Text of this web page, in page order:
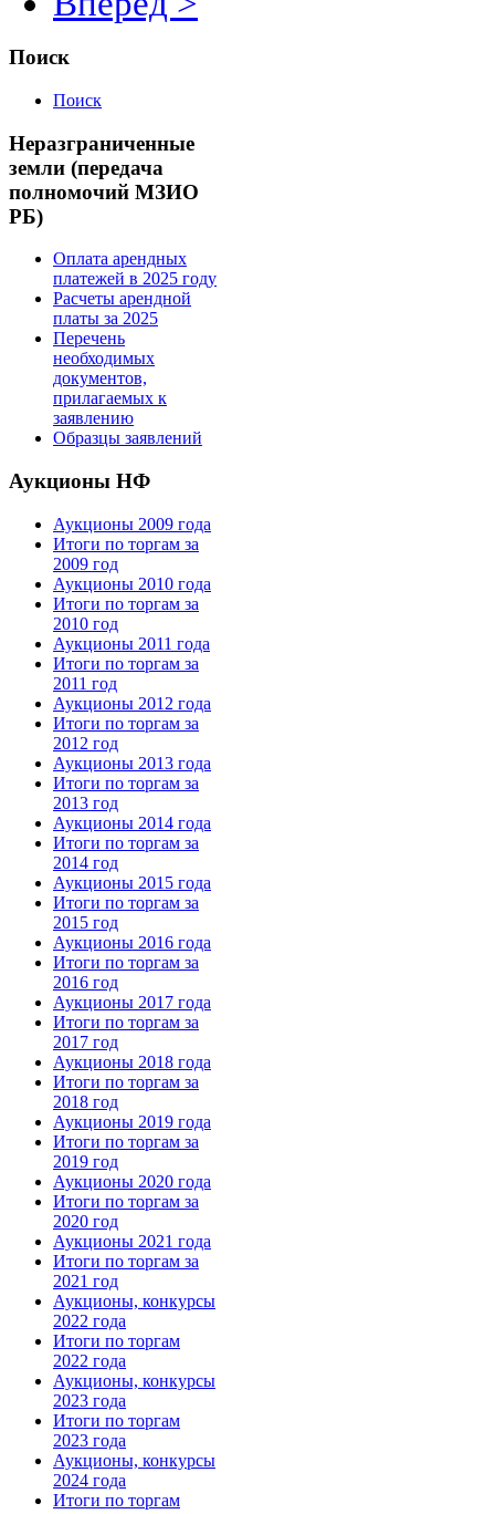
Поиск
Поиск
Неразграниченные
земли (передача
полномочий МЗИО
РБ)
Оплата арендных
платежей в 2025 году
Расчеты арендной
платы за 2025
Перечень
необходимых
документов,
прилагаемых к
заявлению
Образцы заявлений
Аукционы НФ
Аукционы 2009 года
Итоги по торгам за
2009 год
Аукционы 2010 года
Итоги по торгам за
2010 год
Аукционы 2011 года
Итоги по торгам за
2011 год
Аукционы 2012 года
Итоги по торгам за
2012 год
Аукционы 2013 года
Итоги по торгам за
2013 год
Аукционы 2014 года
Итоги по торгам за
2014 год
Аукционы 2015 года
Итоги по торгам за
2015 год
Аукционы 2016 года
Итоги по торгам за
2016 год
Аукционы 2017 года
Итоги по торгам за
2017 год
Аукционы 2018 года
Итоги по торгам за
2018 год
Аукционы 2019 года
Итоги по торгам за
2019 год
Аукционы 2020 года
Итоги по торгам за
2020 год
Аукционы 2021 года
Итоги по торгам за
2021 год
Аукционы, конкурсы
2022 года
Итоги по торгам
2022 года
Аукционы, конкурсы
2023 года
Итоги по торгам
2023 года
Аукционы, конкурсы
2024 года
Итоги по торгам